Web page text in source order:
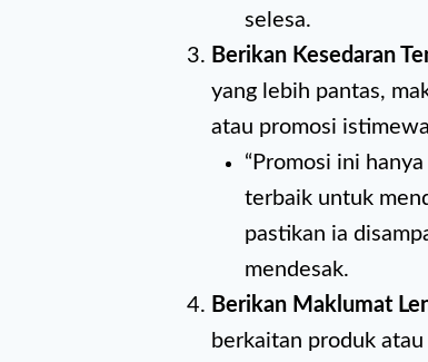
selesa.
Berikan Kesedaran
yang lebih pantas,
atau promosi
“Promosi ini
terbaik untuk
pastikan ia
mendesak.
Berikan Maklumat
berkaitan produk